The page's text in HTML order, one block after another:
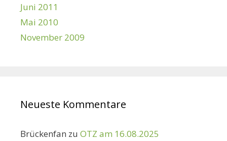
Juni 2011
Mai 2010
November 2009
Neueste Kommentare
Brückenfan zu OTZ am 16.08.2025